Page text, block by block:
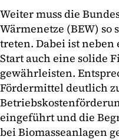
Weiter muss die
Wärmenetze (BEW)
treten. Dabei ist
Start auch eine solide
gewährleisten.
Fördermittel deutlich
eingeführt und die
bei Biomasseanlagen